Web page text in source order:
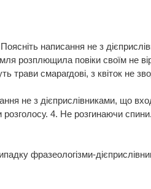
написання не з
розплющила повіки своїм не
трави смарагдові, з квіток не
не з дієприслівниками, що
4. Не розгинаючи
фразеологізми-